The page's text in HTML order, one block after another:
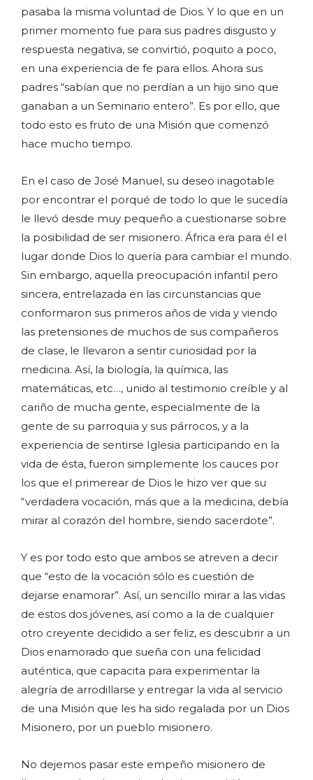
pasaba la misma voluntad de Dios. Y lo que en un
primer momento fue para sus padres disgusto y
respuesta negativa, se convirtió, poquito a poco,
en una experiencia de fe para ellos. Ahora sus
padres “sabían que no perdían a un hijo sino que
ganaban a un Seminario entero”. Es por ello, que
todo esto es fruto de una Misión que comenzó
hace mucho tiempo.
En el caso de José Manuel, su deseo inagotable
por encontrar el porqué de todo lo que le sucedía
le llevó desde muy pequeño a cuestionarse sobre
la posibilidad de ser misionero. África era para él el
lugar donde Dios lo quería para cambiar el mundo.
Sin embargo, aquella preocupación infantil pero
sincera, entrelazada en las circunstancias que
conformaron sus primeros años de vida y viendo
las pretensiones de muchos de sus compañeros
de clase, le llevaron a sentir curiosidad por la
medicina. Así, la biología, la química, las
matemáticas, etc…, unido al testimonio creíble y al
cariño de mucha gente, especialmente de la
gente de su parroquia y sus párrocos, y a la
experiencia de sentirse Iglesia participando en la
vida de ésta, fueron simplemente los cauces por
los que el primerear de Dios le hizo ver que su
“verdadera vocación, más que a la medicina, debía
mirar al corazón del hombre, siendo sacerdote”.
Y es por todo esto que ambos se atreven a decir
que “esto de la vocación sólo es cuestión de
dejarse enamorar”. Así, un sencillo mirar a las vidas
de estos dos jóvenes, así como a la de cualquier
otro creyente decidido a ser feliz, es descubrir a un
Dios enamorado que sueña con una felicidad
auténtica, que capacita para experimentar la
alegría de arrodillarse y entregar la vida al servicio
de una Misión que les ha sido regalada por un Dios
Misionero, por un pueblo misionero.
No dejemos pasar este empeño misionero de